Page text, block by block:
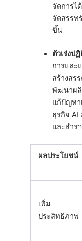
จัดการไ
จัดสรรท
ขึ้น
ตัวเร่งป
การและ
สร้างสร
พัฒนาผ
แก้ปัญหา
ธุรกิจ AI
และสำร
ผลประโยชน์
เพิ่ม
ประสิทธิภาพ